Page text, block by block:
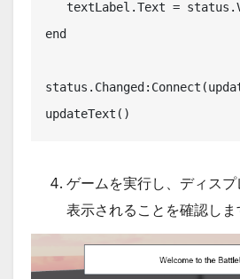
end
updateText()
ゲームを実行し、ディス
表示されることを確認しま